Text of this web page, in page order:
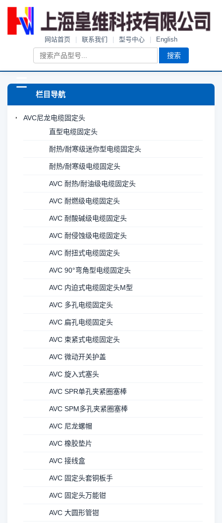
网站首页 联系我们 型号中心 English
搜索
☰
栏目导航
AVC尼龙电缆固定头
直型电缆固定头
耐热/耐寒级迷你型电缆固定头
耐热/耐寒级电缆固定头
AVC 耐热/耐油级电缆固定头
AVC 耐燃级电缆固定头
AVC 耐酸碱级电缆固定头
AVC 耐侵蚀级电缆固定头
AVC 耐扭式电缆固定头
AVC 90°弯角型电缆固定头
AVC 内迫式电缆固定头M型
AVC 多孔电缆固定头
AVC 扁孔电缆固定头
AVC 束紧式电缆固定头
AVC 微动开关护盖
AVC 旋入式塞头
AVC SPR单孔夹紧圈塞棒
AVC SPM多孔夹紧圈塞棒
AVC 尼龙螺帽
AVC 橡胶垫片
AVC 接线盒
AVC 固定头套铜板手
AVC 固定头万能钳
AVC 大圆形管钳